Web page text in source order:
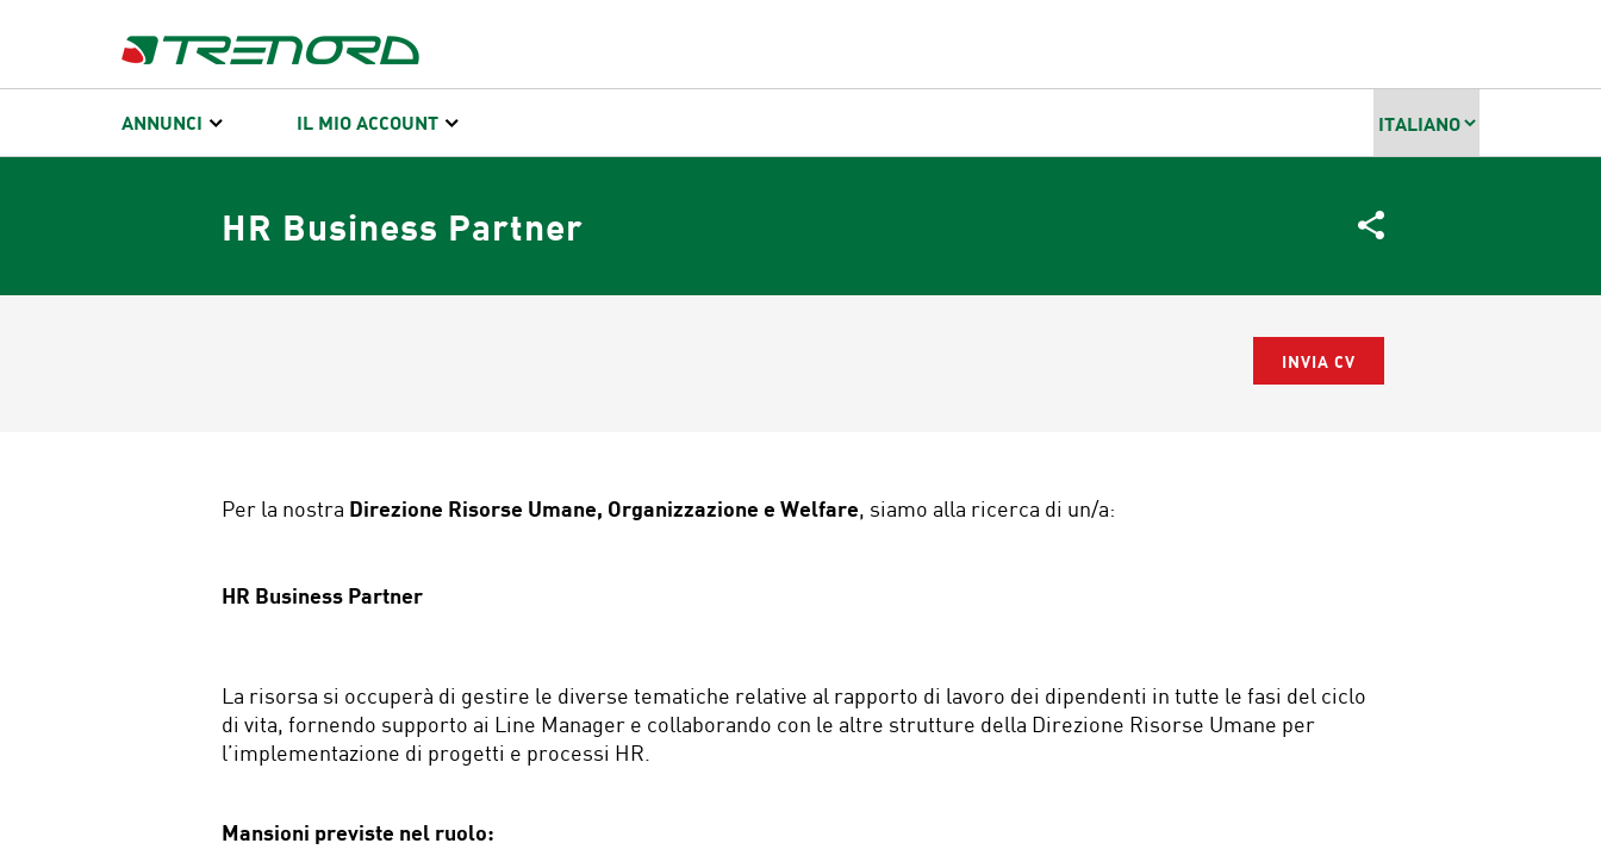
ANNUNCI IL MIO ACCOUNT
HR Business Partner
Per la nostra Direzione Risorse Umane, Organizzazione e Welfare, siamo alla ricerca di un/a:
HR Business Partner
La risorsa si occuperà di gestire le diverse tematiche relative al rapporto di lavoro dei dipendenti in tutte le fasi del ciclo
di vita, fornendo supporto ai Line Manager e collaborando con le altre strutture della Direzione Risorse Umane per
l’implementazione di progetti e processi HR.
Mansioni previste nel ruolo: